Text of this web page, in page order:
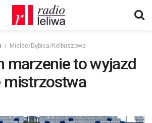
Mielec/Dębica/Kolbuszowa
marzenie to wyjazd
mistrzostwa